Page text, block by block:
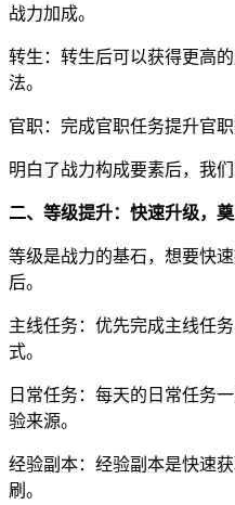
战力加成。
转生：转生后可以获得更高
法。
官职：完成官职任务提升官
明白了战力构成要素后，我
二、等级提升：快速升级，
等级是战力的基石，想要快
后。
主线任务：优先完成主线任
式。
日常任务：每天的日常任务
验来源。
经验副本：经验副本是快速
刷。